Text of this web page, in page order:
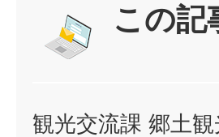
この記
観光交流課 郷土